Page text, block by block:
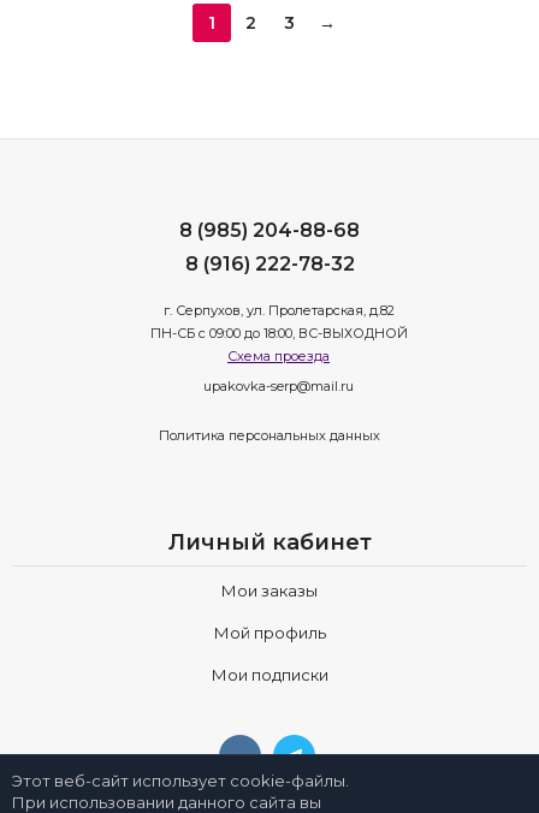
1 2 3 →
8 (985) 204-88-68
8 (916) 222-78-32
г. Серпухов, ул. Пролетарская, д.82
ПН-СБ с 09:00 до 18:00, ВС-ВЫХОДНОЙ
Схема проезда
upakovka-serp@mail.ru
Политика персональных данных
Личный кабинет
Мои заказы
Мой профиль
Мои подписки
Этот веб-сайт использует cookie-файлы.
При использовании данного сайта вы